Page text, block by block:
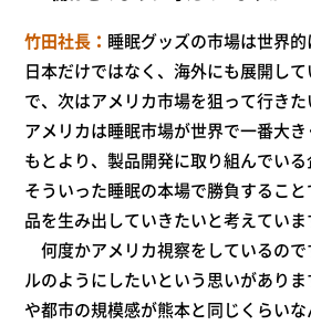
竹田社長
睡眠グッズの市場は世界的
日本だけではなく、海外にも展開し
で、次はアメリカ市場を狙って行きた
アメリカは睡眠市場が世界で一番大
もとより、製品開発に取り組んでいる
そういった睡眠の本場で勝負するこ
品を生み出していきたいと考えていま
何度かアメリカ視察をしているの
ルのようにしたいという思いがあり
や都市の規模感が熊本と同じくらい